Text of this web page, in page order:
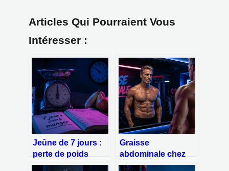
Articles Qui Pourraient Vous
Intéresser :
Jeûne de 7 jours :
perte de poids
réelle, mécanismes
Graisse
abdominale chez
l’homme : pourquoi